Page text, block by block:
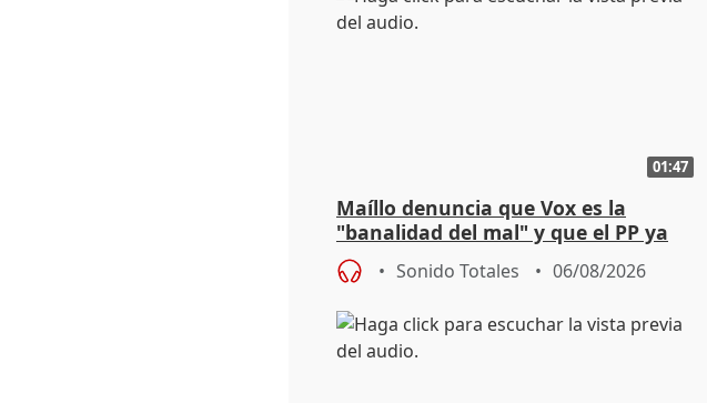
01:47
Maíllo denuncia que Vox es la
"banalidad del mal" y que el PP ya
asume todas sus tesis
Sonido Totales 06/08/2026